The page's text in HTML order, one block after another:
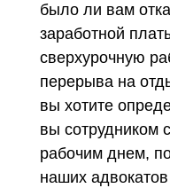
было ли вам
заработной
сверхурочную
перерыва на
вы хотите
вы сотрудником
рабочим днем,
наших